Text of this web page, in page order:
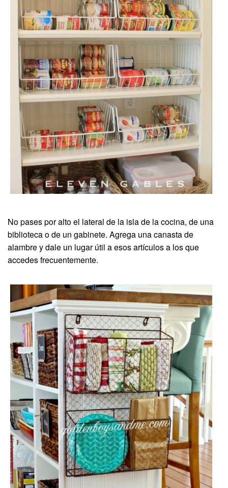
No pases por alto el lateral de la isla de la cocina, de una
biblioteca o de un gabinete. Agrega una canasta de
alambre y dale un lugar útil a esos artículos a los que
accedes frecuentemente.